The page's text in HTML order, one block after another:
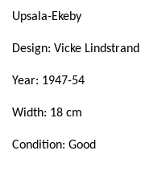
Upsala-Ekeby
Design: Vicke Lindstrand
Year: 1947-54
Width: 18 cm
Condition: Good